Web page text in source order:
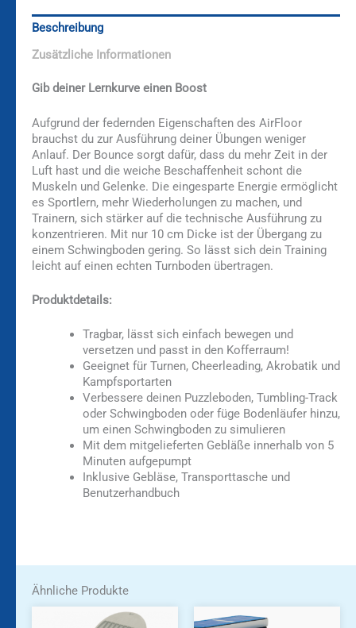
Beschreibung
Zusätzliche Informationen
Gib deiner Lernkurve einen Boost
Aufgrund der federnden Eigenschaften des AirFloor
brauchst du zur Ausführung deiner Übungen weniger
Anlauf. Der Bounce sorgt dafür, dass du mehr Zeit in der
Luft hast und die weiche Beschaffenheit schont die
Muskeln und Gelenke. Die eingesparte Energie ermöglicht
es Sportlern, mehr Wiederholungen zu machen, und
Trainern, sich stärker auf die technische Ausführung zu
konzentrieren. Mit nur 10 cm Dicke ist der Übergang zu
einem Schwingboden gering. So lässt sich dein Training
leicht auf einen echten Turnboden übertragen.
Produktdetails:
Tragbar, lässt sich einfach bewegen und
versetzen und passt in den Kofferraum!
Geeignet für Turnen, Cheerleading, Akrobatik und
Kampfsportarten
Verbessere deinen Puzzleboden, Tumbling-Track
oder Schwingboden oder füge Bodenläufer hinzu,
um einen Schwingboden zu simulieren
Mit dem mitgelieferten Gebläße innerhalb von 5
Minuten aufgepumpt
Inklusive Gebläse, Transporttasche und
Benutzerhandbuch
Ähnliche Produkte
Dieses